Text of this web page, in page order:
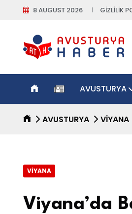
8 AUGUST 2026 GIZLILIK
AVUSTURYA
AVUSTURYA VIYANA
VIYANA
Viyana’da